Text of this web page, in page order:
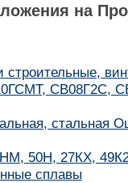
на
строительные,
СВ08Г2С,
стальная
50Н, 27КХ,
сплавы